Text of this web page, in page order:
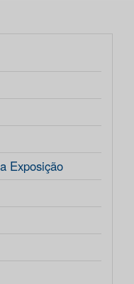
Exposição